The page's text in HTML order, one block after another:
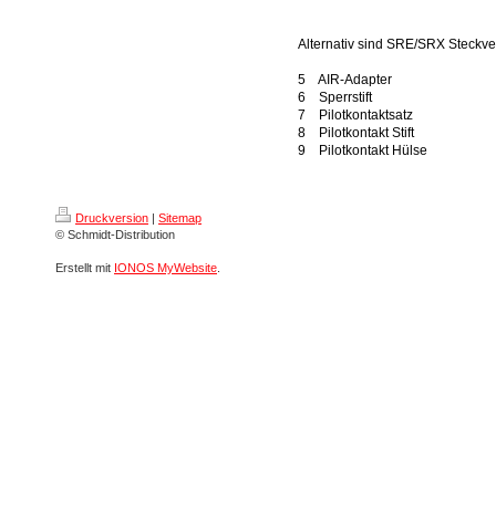
Alternativ sind SRE/SRX
5 AIR-Adapter
6 Sperrstift
7 Pilotkontaktsatz
8 Pilotkontakt Stift
9 Pilotkontakt Hülse
Druckversion | Sitemap
© Schmidt-Distribution
Erstellt mit IONOS MyWebsite